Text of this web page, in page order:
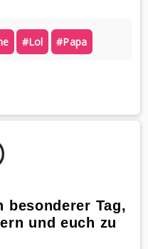
#lol #papa
besonderer Tag,
und euch zu